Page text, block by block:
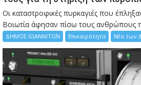
Οι καταστροφικές πυρκαγιές που
Bοιωτία άφησαν πίσω τους ανθρώπους
ΔΗΜΟΣ ΙΩΑΝΝΙΤΩΝ Επικαιρότητα Νέα των